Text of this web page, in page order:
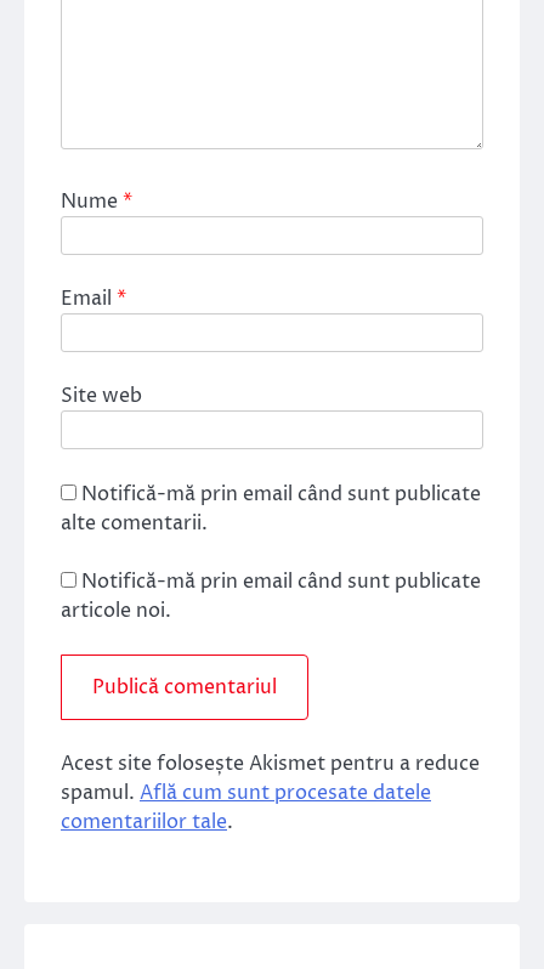
Nume*
Email *
Site web
Notifică-mă prin email când sunt publicate
alte comentarii.
Notifică-mă prin email când sunt publicate
articole noi.
Acest site folosește Akismet pentru a reduce
spamul. Află cum sunt procesate datele
comentariilor tale.